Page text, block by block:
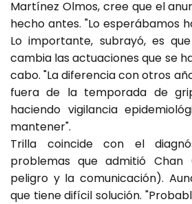
Martínez Olmos, cree que el
hecho antes. "Lo esperábamos
Lo importante, subrayó, es
cambia las actuaciones que se
cabo. "La diferencia con otros
fuera de la temporada de
haciendo vigilancia
mantener".
Trilla coincide con el
problemas que admitió Chan
peligro y la comunicación).
que tiene difícil solución.